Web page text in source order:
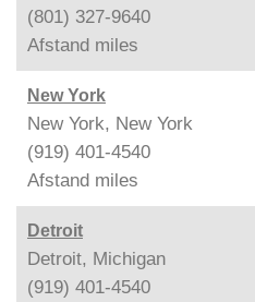
(801) 327-9640
Afstand miles
New York
New York, New York
(919) 401-4540
Afstand miles
Detroit
Detroit, Michigan
(919) 401-4540